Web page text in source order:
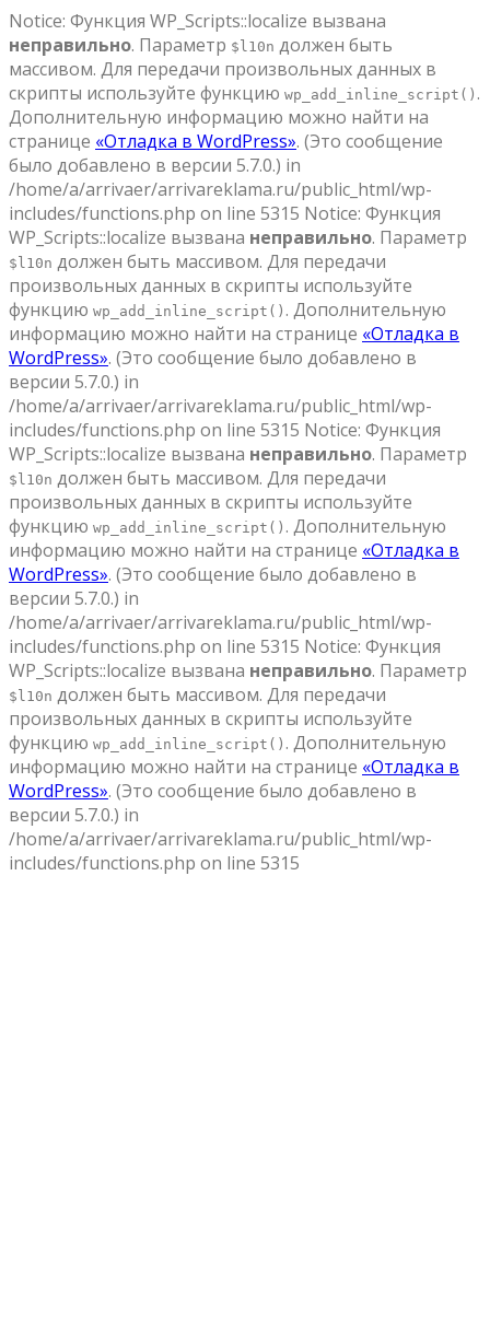
Notice: Функция WP_Scripts::localize вызвана
неправильно. Параметр $l10n должен быть
массивом. Для передачи произвольных данных в
скрипты используйте функцию wp_add_inline_script() .
Дополнительную информацию можно найти на
странице «Отладка в WordPress». (Это сообщение
было добавлено в версии 5.7.0.) in
/home/a/arrivaer/arrivareklama.ru/public_html/wp-
includes/functions.php on line 5315 Notice: Функция
WP_Scripts::localize вызвана неправильно. Параметр
$l10n должен быть массивом. Для передачи
произвольных данных в скрипты используйте
функцию wp_add_inline_script() . Дополнительную
информацию можно найти на странице «Отладка в
WordPress». (Это сообщение было добавлено в
версии 5.7.0.) in
/home/a/arrivaer/arrivareklama.ru/public_html/wp-
includes/functions.php on line 5315 Notice: Функция
WP_Scripts::localize вызвана неправильно. Параметр
$l10n должен быть массивом. Для передачи
произвольных данных в скрипты используйте
функцию wp_add_inline_script() . Дополнительную
информацию можно найти на странице «Отладка в
WordPress». (Это сообщение было добавлено в
версии 5.7.0.) in
/home/a/arrivaer/arrivareklama.ru/public_html/wp-
includes/functions.php on line 5315 Notice: Функция
WP_Scripts::localize вызвана неправильно. Параметр
$l10n должен быть массивом. Для передачи
произвольных данных в скрипты используйте
функцию wp_add_inline_script() . Дополнительную
информацию можно найти на странице «Отладка в
WordPress». (Это сообщение было добавлено в
версии 5.7.0.) in
/home/a/arrivaer/arrivareklama.ru/public_html/wp-
includes/functions.php on line 5315